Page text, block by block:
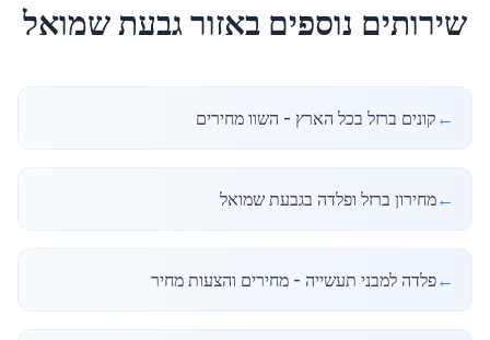
שירותים נוספים באזור גבעת שמואל
← קונים ברזל בכל הארץ - השוו מחירים
←מחירון ברזל ופלדה בגבעת שמואל
←פלדה למבני תעשייה - מחירים והצעות מחיר